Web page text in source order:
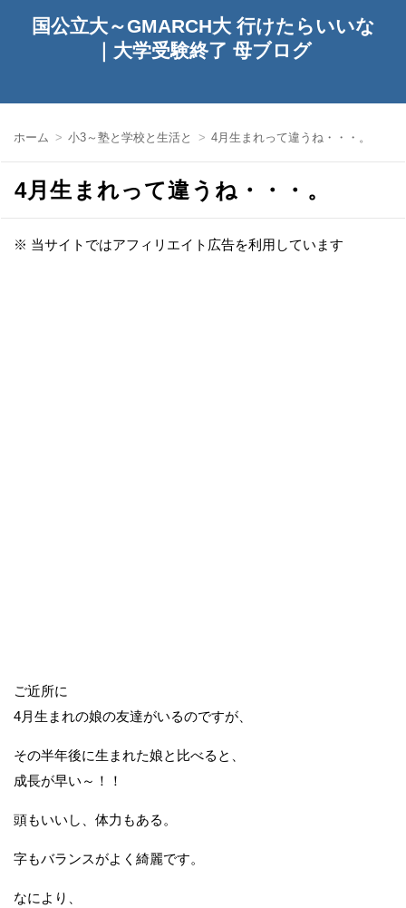
国公立大～GMARCH大 行けたらいいな
｜大学受験終了 母ブログ
ホーム 小3～塾と学校と生活と 4月生まれって違うね・・・。
4月生まれって違うね・・・。
※ 当サイトではアフィリエイト広告を利用しています
ご近所に
4月生まれの娘の友達がいるのですが、
その半年後に生まれた娘と比べると、
成長が早い～！！
頭もいいし、体力もある。
字もバランスがよく綺麗です。
なにより、